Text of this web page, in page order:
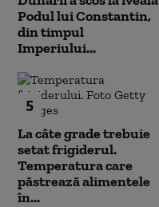
Podul lui Constantin,
din timpul
Imperiului...
5
La câte grade trebuie
setat frigiderul.
Temperatura care
păstrează alimentele
în...